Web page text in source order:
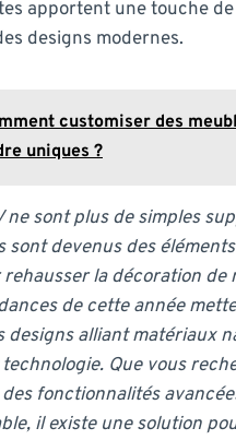
apportent une touche
designs modernes.
customiser des
uniques ?
ne sont plus de simples
sont devenus des éléments
la décoration de
de cette année
designs alliant matériaux
Que vous
fonctionnalités
il existe une solution